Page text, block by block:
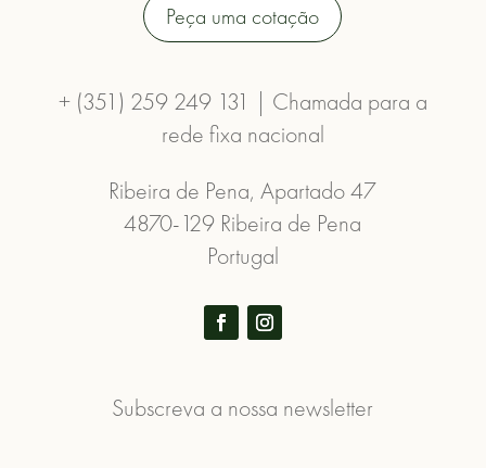
Peça uma cotação
+ (351) 259 249 131 | Chamada para a
rede fixa nacional
Ribeira de Pena, Apartado 47
4870-129 Ribeira de Pena
Portugal
Subscreva a nossa newsletter